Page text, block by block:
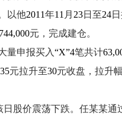
以他2011年11 月 23日至24
元，完成建仓。
量申报买入“X”4笔共计
元拉升至30元收盘，拉升
日股价震荡下跌。任某某通